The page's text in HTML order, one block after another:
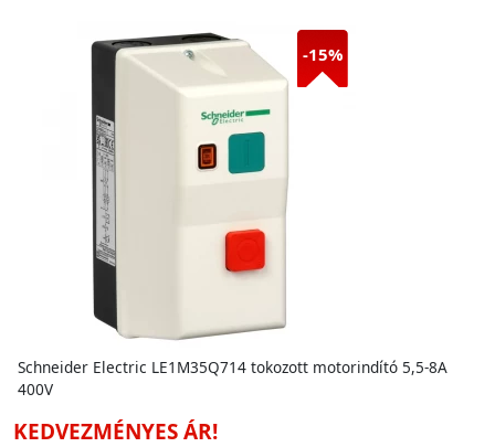
-15%
Schneider Electric LE1M35Q714 tokozott motorindító 5,5-8A
400V
KEDVEZMÉNYES ÁR!